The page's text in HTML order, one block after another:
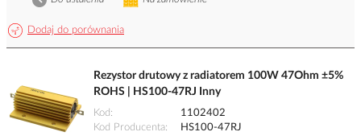
Dodaj do porównania
Rezystor drutowy z radiatorem 100W 47Ohm ±5%
ROHS | HS100-47RJ Inny
Kod
1102402
Kod Producenta
HS100-47RJ